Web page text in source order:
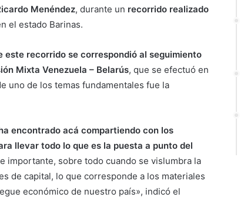
Menéndez, durante un recorrido realizado
el estado Barinas.
este recorrido se correspondió al seguimiento
Mixta Venezuela – Belarús, que se efectuó en
uno de los temas fundamentales fue la
encontrado acá compartiendo con los
llevar todo lo que es la puesta a punto del
importante, sobre todo cuando se vislumbra la
de capital, lo que corresponde a los materiales
económico de nuestro país», indicó el